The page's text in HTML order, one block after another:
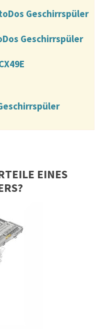
Geschirrspüler
Geschirrspüler
EINES